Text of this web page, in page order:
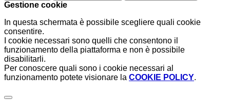
Gestione cookie
In questa schermata è possibile scegliere quali cookie
consentire.
I cookie necessari sono quelli che consentono il
funzionamento della piattaforma e non è possibile
disabilitarli.
Per conoscere quali sono i cookie necessari al
funzionamento potete visionare la COOKIE POLICY.